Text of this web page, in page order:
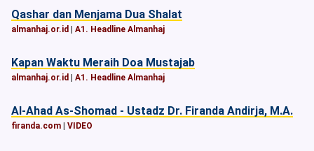
Qashar dan Menjama Dua Shalat
almanhaj.or.id | A1. Headline Almanhaj
Kapan Waktu Meraih Doa Mustajab
almanhaj.or.id | A1. Headline Almanhaj
Al-Ahad As-Shomad - Ustadz Dr. Firanda Andirja, M.A.
firanda.com | VIDEO